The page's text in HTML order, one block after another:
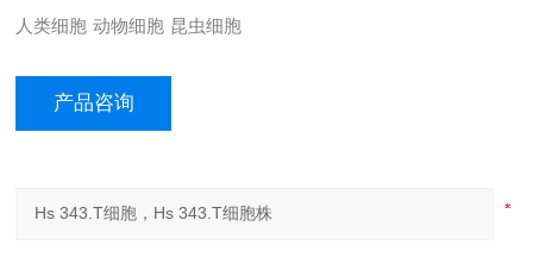
人类细胞 动物细胞 昆虫细胞
产品咨询